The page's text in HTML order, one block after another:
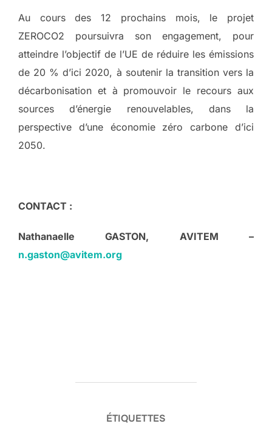
Au cours des 12 prochains mois, le projet
ZEROCO2 poursuivra son engagement, pour
atteindre l’objectif de l’UE de réduire les émissions
de 20 % d’ici 2020, à soutenir la transition vers la
décarbonisation et à promouvoir le recours aux
sources d’énergie renouvelables, dans la
perspective d’une économie zéro carbone d’ici
2050.
CONTACT :
Nathanaelle GASTON, AVITEM –
n.gaston@avitem.org
ÉTIQUETTES